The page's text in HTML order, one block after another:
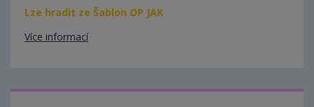
Lze hradit ze Šablon OP JAK
Více informací